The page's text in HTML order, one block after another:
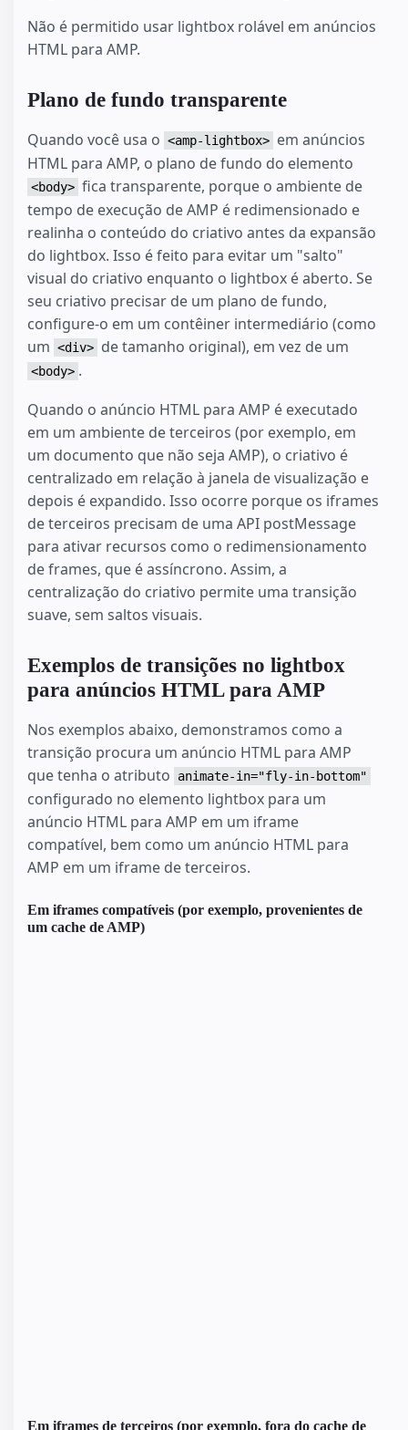
Não é permitido usar lightbox rolável em anúncios
HTML para AMP.
Plano de fundo transparente
Quando você usa o <amp-lightbox> em anúncios
HTML para AMP, o plano de fundo do elemento
<body> fica transparente, porque o ambiente de
tempo de execução de AMP é redimensionado e
realinha o conteúdo do criativo antes da expansão
do lightbox. Isso é feito para evitar um "salto"
visual do criativo enquanto o lightbox é aberto. Se
seu criativo precisar de um plano de fundo,
configure-o em um contêiner intermediário (como
um <div> de tamanho original), em vez de um
<body> .
Quando o anúncio HTML para AMP é executado
em um ambiente de terceiros (por exemplo, em
um documento que não seja AMP), o criativo é
centralizado em relação à janela de visualização e
depois é expandido. Isso ocorre porque os iframes
de terceiros precisam de uma API postMessage
para ativar recursos como o redimensionamento
de frames, que é assíncrono. Assim, a
centralização do criativo permite uma transição
suave, sem saltos visuais.
Exemplos de transições no lightbox
para anúncios HTML para AMP
Nos exemplos abaixo, demonstramos como a
transição procura um anúncio HTML para AMP
que tenha o atributo
animate-in="fly-in-bottom"
configurado no elemento lightbox para um
anúncio HTML para AMP em um iframe
compatível, bem como um anúncio HTML para
AMP em um iframe de terceiros.
Em iframes compatíveis (por exemplo, provenientes de
um cache de AMP)
Em iframes de terceiros (por exemplo, fora do cache de